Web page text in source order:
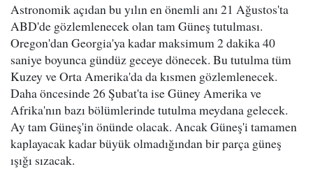
Astronomik açıdan bu yılın en önemli anı 21 Ağustos'ta
ABD'de gözlemlenecek olan tam Güneş tutulması.
Oregon'dan Georgia'ya kadar maksimum 2 dakika 40
saniye boyunca gündüz geceye dönecek. Bu tutulma tüm
Kuzey ve Orta Amerika'da da kısmen gözlemlenecek.
Daha öncesinde 26 Şubat'ta ise Güney Amerika ve
Afrika'nın bazı bölümlerinde tutulma meydana gelecek.
Ay tam Güneş'in önünde olacak. Ancak Güneş'i tamamen
kaplayacak kadar büyük olmadığından bir parça güneş
ışığı sızacak.